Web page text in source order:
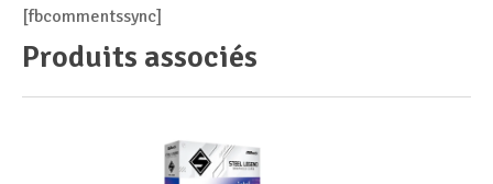
[fbcommentssync]
Produits associés